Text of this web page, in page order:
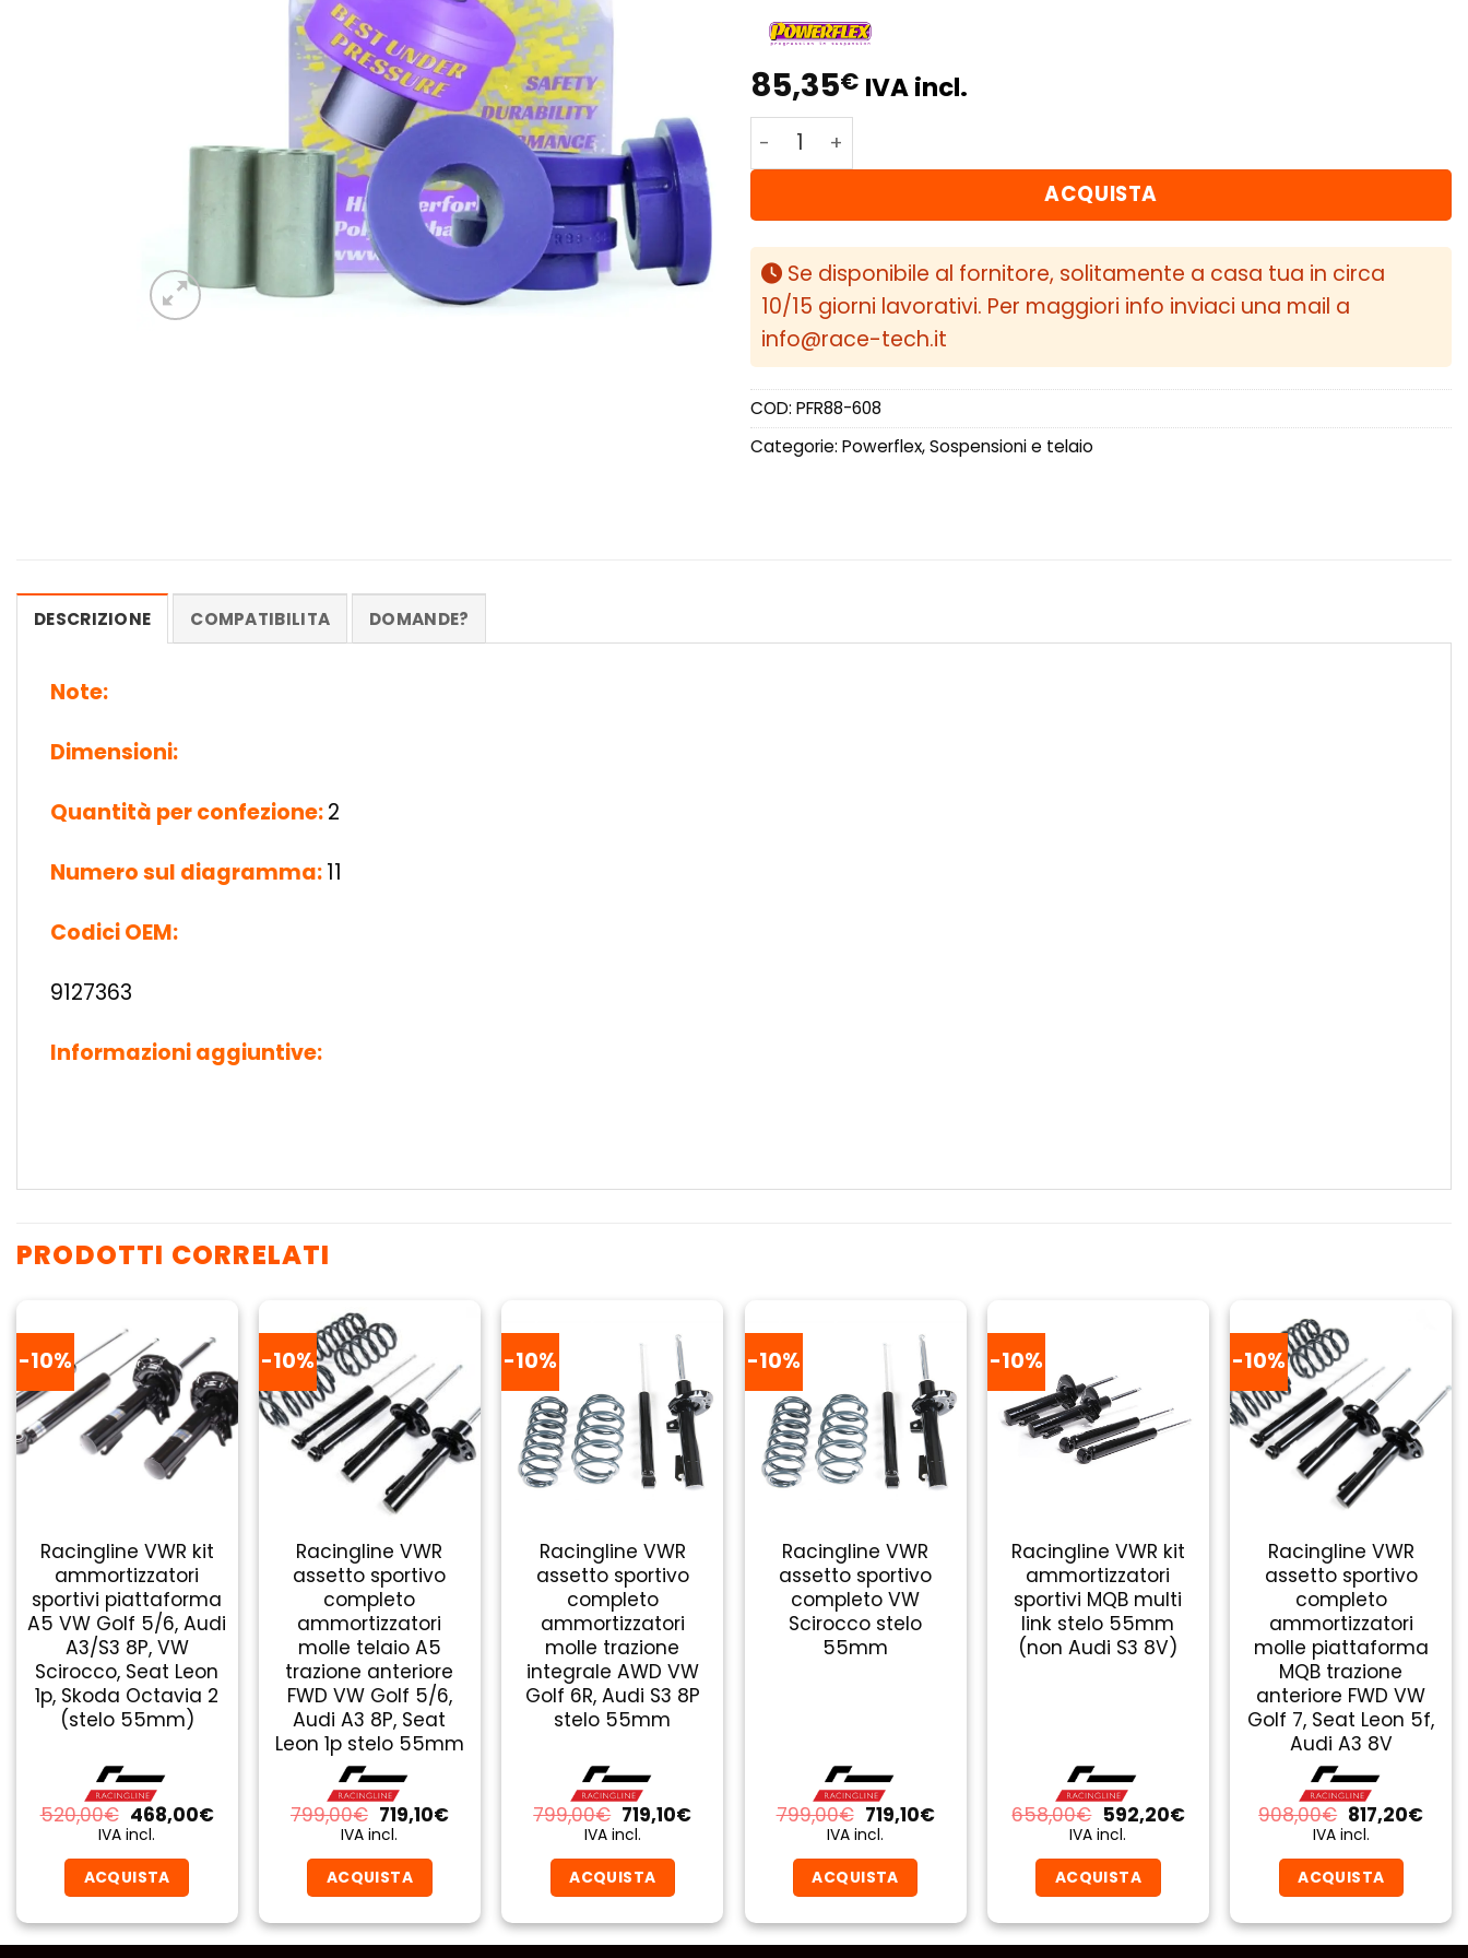
85,35€ IVA incl.
Powerflex Volvo S60 (2001 - 2009), V70/S80 (1999 - 2007) Braccio
ACQUISTA
Se disponibile al fornitore, solitamente a casa tua in circa
10/15 giorni lavorativi. Per maggiori info inviaci una mail a
info@race-tech.it
COD: PFR88-608
Categorie: Powerflex,Sospensioni e telaio
DESCRIZIONE COMPATIBILITA DOMANDE?
Note:
Dimensioni:
Quantità per confezione:2
Numero sul diagramma:11
Codici OEM:
9127363
Informazioni aggiuntive:
PRODOTTI CORRELATI
-10%
Racingline VWR kit
ammortizzatori
sportivi piattaforma
A5 VW Golf 5/6, Audi
A3/S3 8P, VW
Scirocco, Seat Leon
1p, Skoda Octavia 2
(stelo 55mm)
520,00€ Il
prezzo
era:
520,00€.
468,00€Il
IVA incl.
ACQUISTA
-10%
Racingline VWR
assetto sportivo
completo
ammortizzatori
molle telaio A5
trazione anteriore
FWD VW Golf 5/6,
Audi A3 8P, Seat
Leon 1p stelo 55mm
799,00€ Il
prezzo
era:
799,00€.
719,10€Il
IVA incl.
ACQUISTA
-10%
Racingline VWR
assetto sportivo
completo
ammortizzatori
molle trazione
integrale AWD VW
Golf 6R, Audi S3 8P
stelo 55mm
799,00€ Il
prezzo
era:
799,00€.
719,10€Il
IVA incl.
ACQUISTA
-10%
Racingline VWR
assetto sportivo
completo VW
Scirocco stelo
55mm
799,00€ Il
prezzo
era:
799,00€.
719,10€Il
IVA incl.
ACQUISTA
-10%
Racingline VWR kit
ammortizzatori
sportivi MQB multi
link stelo 55mm
(non Audi S3 8V)
658,00€ Il
prezzo
era:
658,00€.
592,20€Il
IVA incl.
ACQUISTA
-10%
Racingline VWR
assetto sportivo
completo
ammortizzatori
molle piattaforma
MQB trazione
anteriore FWD VW
Golf 7, Seat Leon 5f,
Audi A3 8V
908,00€ Il
prezzo
era:
908,00€.
817,20€Il
IVA incl.
ACQUISTA